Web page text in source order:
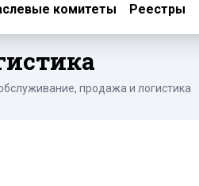
комитеты Реестры
продажа и логистика